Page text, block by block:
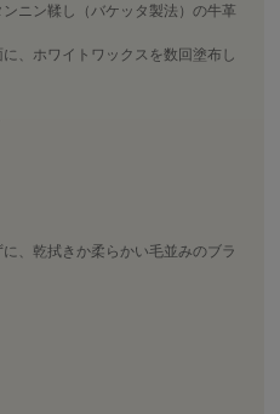
ニン鞣し（バケッタ製法）の牛革
、ホワイトワックスを数回塗布し
、乾拭きか柔らかい毛並みのブラ